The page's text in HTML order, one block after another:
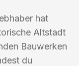
hat
Altstadt
Bauwerken
du